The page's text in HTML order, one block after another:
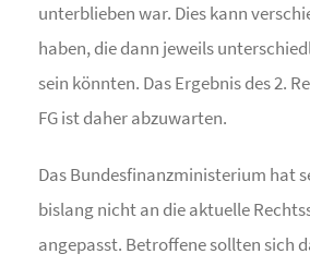
unterblieben war. Dies kann
haben, die dann jeweils
sein könnten. Das Ergebnis des 2.
FG ist daher abzuwarten.
Das Bundesfinanzministerium hat
bislang nicht an die aktuelle
angepasst. Betroffene sollten sich